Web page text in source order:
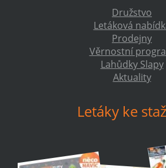
Družstvo
Letáková
Prodejny
Věrnostní
Lahůdky Slapy
Aktuality
Letáky ke